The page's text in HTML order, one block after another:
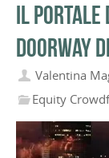
Il portale
Doorway
Valentina
Equity